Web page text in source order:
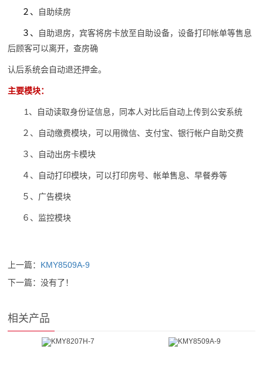
２、 自助续房
３、 自助退房，宾客将房卡放至自助设备，设备打印帐单等售息
后顾客可以离开，查房确
认后系统会自动退还押金。
主要模块：
1、自动读取身份证信息，同本人对比后自动上传到公安系统
２、自动缴费模块，可以用微信、支付宝、银行帐户自助交费
３、自动出房卡模块
４、自动打印模块，可以打印房号、帐单售息、早餐券等
５、广告模块
６、监控模块
上一篇： KMY8509A-9
下一篇：没有了！
相关产品